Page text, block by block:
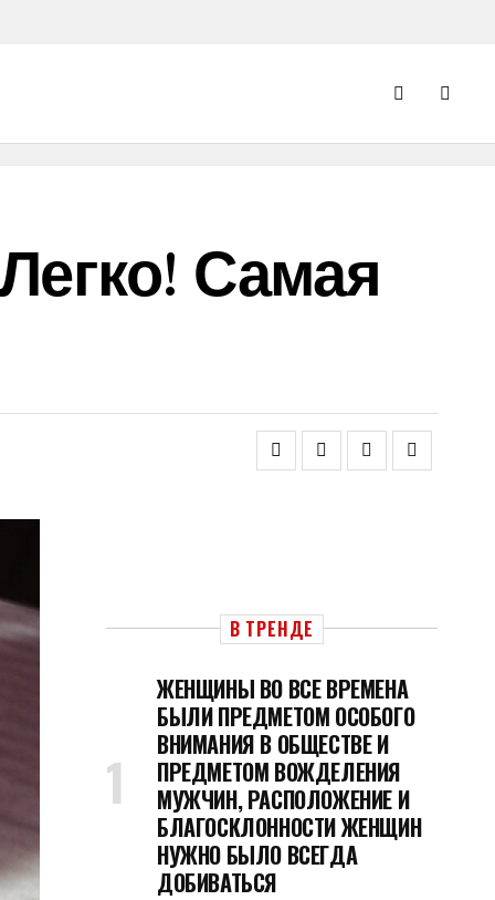
Самая
В ТРЕНДЕ
ЖЕНЩИНЫ ВО ВСЕ ВРЕМЕНА
БЫЛИ ПРЕДМЕТОМ ОСОБОГО
ВНИМАНИЯ В ОБЩЕСТВЕ И
ПРЕДМЕТОМ ВОЖДЕЛЕНИЯ
МУЖЧИН, РАСПОЛОЖЕНИЕ И
БЛАГОСКЛОННОСТИ ЖЕНЩИН
НУЖНО БЫЛО ВСЕГДА
ДОБИВАТЬСЯ